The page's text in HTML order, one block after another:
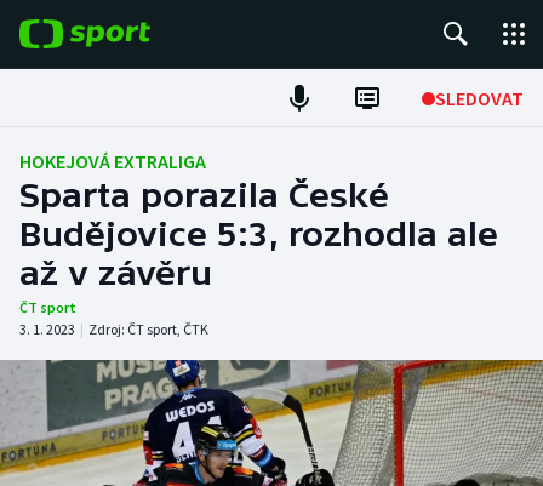
SLEDOVAT
Fotbal
Hokej
Tenis
Atletika
Cyklistika
DALŠÍ SPORTY
HOKEJOVÁ EXTRALIGA
Sparta porazila České
Budějovice 5:3, rozhodla ale
až v závěru
ČT sport
3. 1. 2023 | Zdroj: ČT sport, ČTK